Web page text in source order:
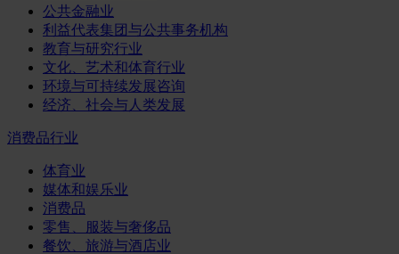
公共金融业
利益代表集团与公共事务机构
教育与研究行业
文化、艺术和体育行业
环境与可持续发展咨询
经济、社会与人类发展
消费品行业
体育业
媒体和娱乐业
消费品
零售、服装与奢侈品
餐饮、旅游与酒店业